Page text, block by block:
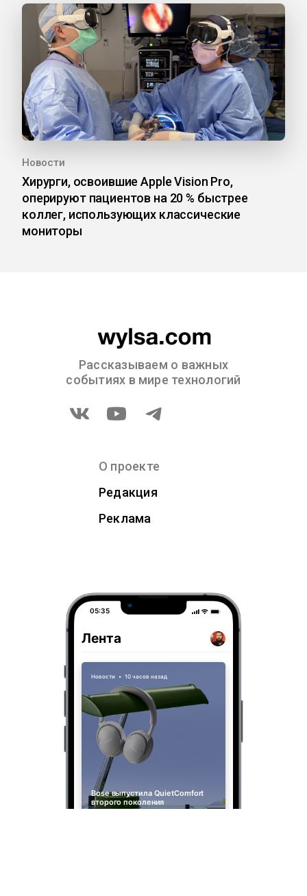
Новости
Хирурги, освоившие Apple Vision Pro,
оперируют пациентов на 20 % быстрее
коллег, использующих классические
мониторы
Рассказываем о важных
событиях в мире технологий
О проекте
Редакция
Реклама
05:35
Лента
Новости • 10 часов назад
Bose выпустила QuietComfort
второго поколения